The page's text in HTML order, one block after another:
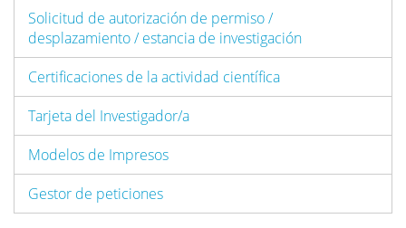
Solicitud de autorización de permiso /
desplazamiento / estancia de investigación
Certificaciones de la actividad científica
Tarjeta del Investigador/a
Modelos de Impresos
Gestor de peticiones